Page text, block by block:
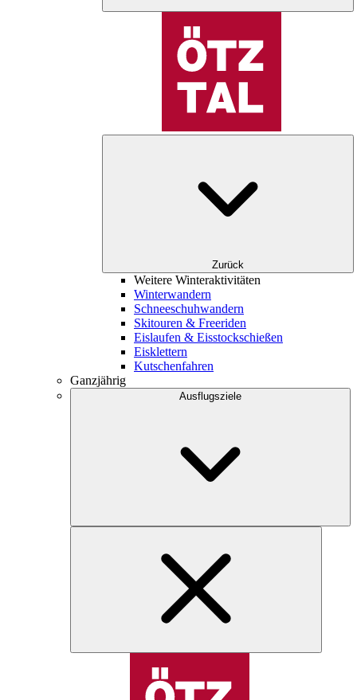
Zurück
Weitere Winteraktivitäten
Winterwandern
Schneeschuhwandern
Skitouren & Freeriden
Eislaufen & Eisstockschießen
Eisklettern
Kutschenfahren
Ganzjährig
Ausflugsziele